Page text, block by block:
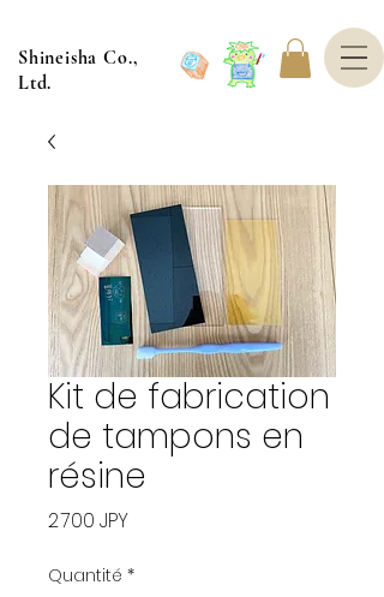
Shineisha Co.,
Ltd.
Kit de fabrication
de tampons en
résine
2 700 JPYPrix
Quantité *